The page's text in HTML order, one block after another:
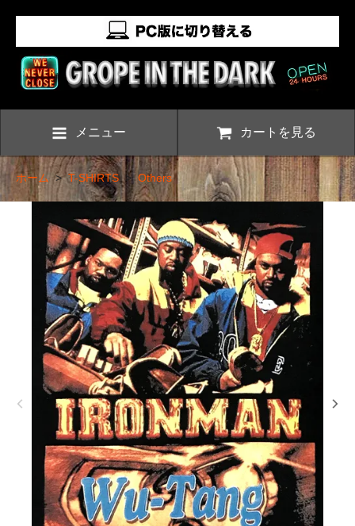
メニュー カートを見る
ホーム>T-SHIRTS>Others